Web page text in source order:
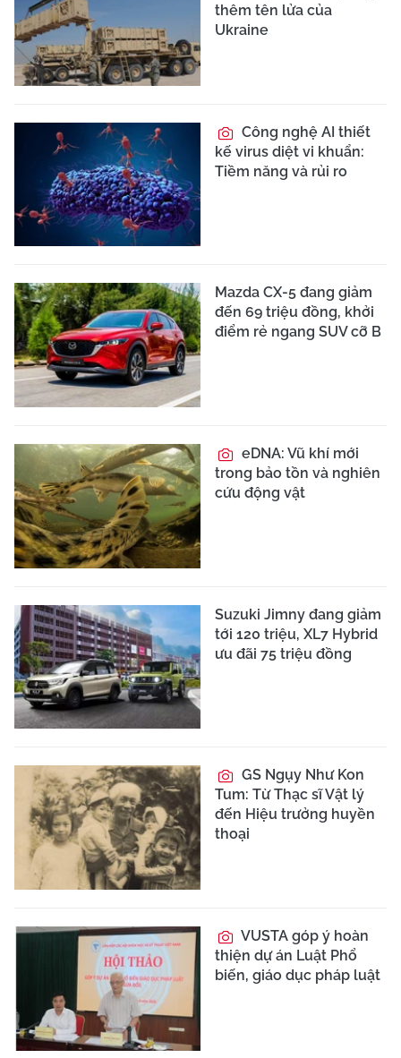
thêm tên lửa của
Ukraine
Công nghệ AI thiết
kế virus diệt vi khuẩn:
Tiềm năng và rủi ro
Mazda CX-5 đang giảm
đến 69 triệu đồng, khởi
điểm rẻ ngang SUV cỡ B
eDNA: Vũ khí mới
trong bảo tồn và nghiên
cứu động vật
Suzuki Jimny đang giảm
tới 120 triệu, XL7 Hybrid
ưu đãi 75 triệu đồng
GS Ngụy Như Kon
Tum: Từ Thạc sĩ Vật lý
đến Hiệu trưởng huyền
thoại
VUSTA góp ý hoàn
thiện dự án Luật Phổ
biến, giáo dục pháp luật